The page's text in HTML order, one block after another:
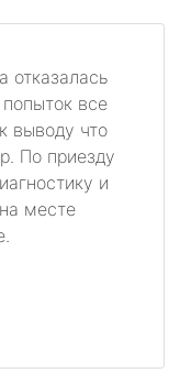
отказалась
все
выводу что
По приезду
и
месте